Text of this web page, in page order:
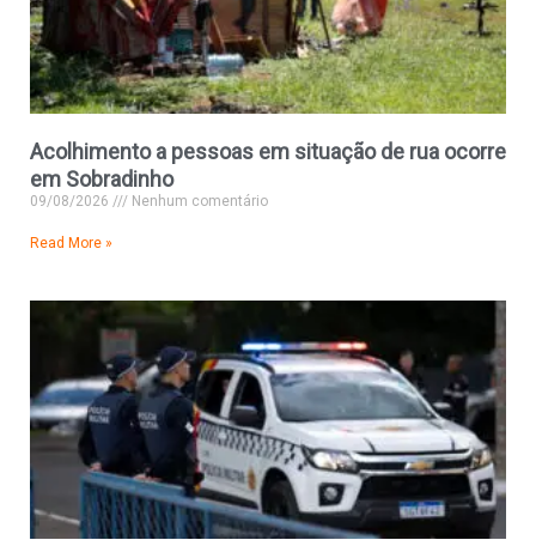
Acolhimento a pessoas em situação de rua ocorre
em Sobradinho
09/08/2026 Nenhum comentário
Read More »